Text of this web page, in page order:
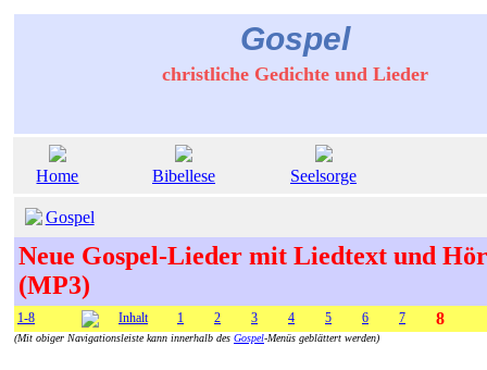
Gospel
christliche Gedichte und Lieder
Home Bibellese Seelsorge
Gospel
Neue Gospel-Lieder mit Liedtext und
(MP3)
1-8 Inhalt 1 2 3 4 5 6 7 8
(Mit obiger Navigationsleiste kann innerhalb des Gospel-Menüs geblättert werden)